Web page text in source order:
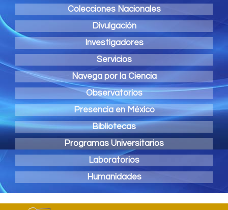
Colecciones Nacionales
Divulgación
Investigadores
Servicios
Navega por la Ciencia
Observatorios
Presencia en México
Bibliotecas
Programas Universitarios
Laboratorios
Humanidades